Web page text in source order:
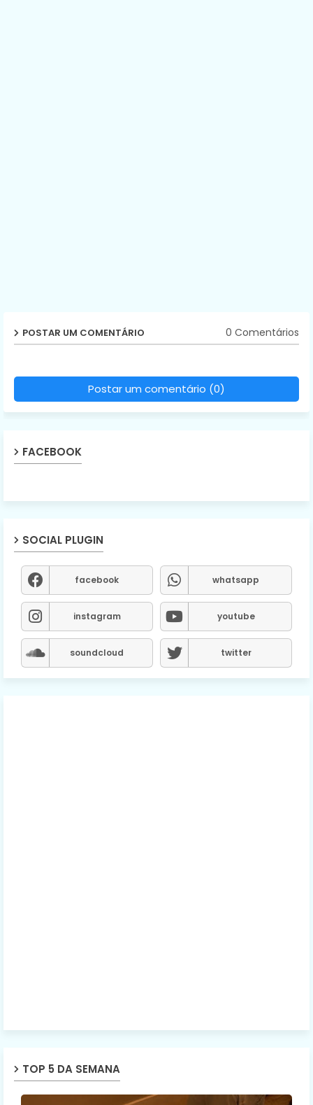
POSTAR UM COMENTÁRIO 0 Comentários
Postar um comentário (0)
FACEBOOK
SOCIAL PLUGIN
facebook whatsapp
instagram youtube
soundcloud twitter
TOP 5 DA SEMANA